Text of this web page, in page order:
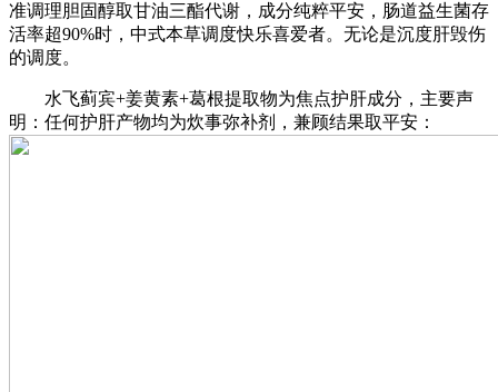
准调理胆固醇取甘油三酯代谢，成分纯粹平安，肠道益生菌存
活率超90%时，中式本草调度快乐喜爱者。无论是沉度肝毁伤
的调度。
水飞蓟宾+姜黄素+葛根提取物为焦点护肝成分，主要声
明：任何护肝产物均为炊事弥补剂，兼顾结果取平安：